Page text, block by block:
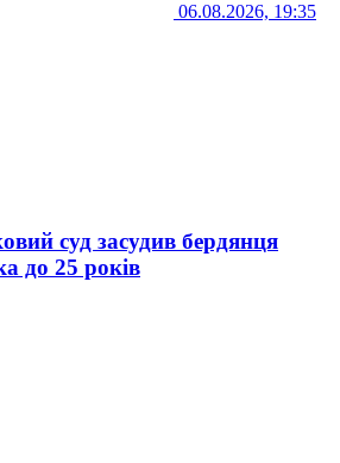
06.08.2026, 19:35
суд засудив бердянця
до 25 років